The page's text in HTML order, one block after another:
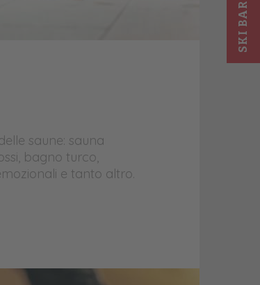
SKI BAR
saune: sauna
bagno turco,
e tanto altro.